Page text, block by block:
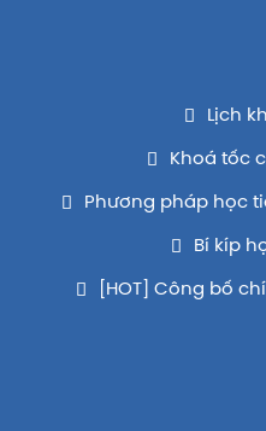
Lịch
Khoá tốc
Phương pháp học
Bí kíp
[HOT] Công bố